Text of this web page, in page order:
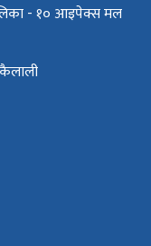
- १० आइपेक्स मल